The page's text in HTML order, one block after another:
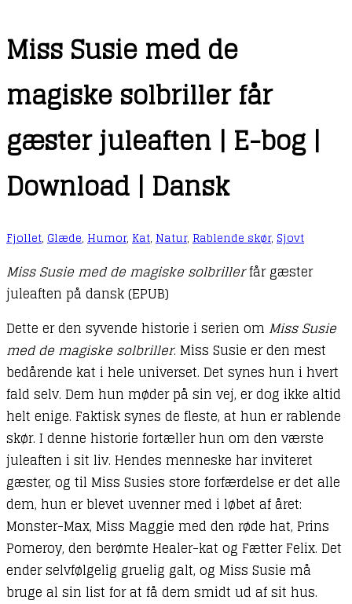
Miss Susie med de
magiske solbriller får
gæster juleaften | E-bog |
Download | Dansk
Fjollet, Glæde, Humor, Kat, Natur, Rablende skør, Sjovt
Miss Susie med de magiske solbrillerfår gæster
juleaften på dansk (EPUB)
Dette er den syvende historie i serien om Miss Susie
med de magiske solbriller. Miss Susie er den mest
bedårende kat i hele universet. Det synes hun i hvert
fald selv. Dem hun møder på sin vej, er dog ikke altid
helt enige. Faktisk synes de fleste, at hun er rablende
skør. I denne historie fortæller hun om den værste
juleaften i sit liv. Hendes menneske har inviteret
gæster, og til Miss Susies store forfærdelse er det alle
dem, hun er blevet uvenner med i løbet af året:
Monster-Max, Miss Maggie med den røde hat, Prins
Pomeroy, den berømte Healer-kat og Fætter Felix. Det
ender selvfølgelig gruelig galt, og Miss Susie må
bruge al sin list for at få dem smidt ud af sit hus.